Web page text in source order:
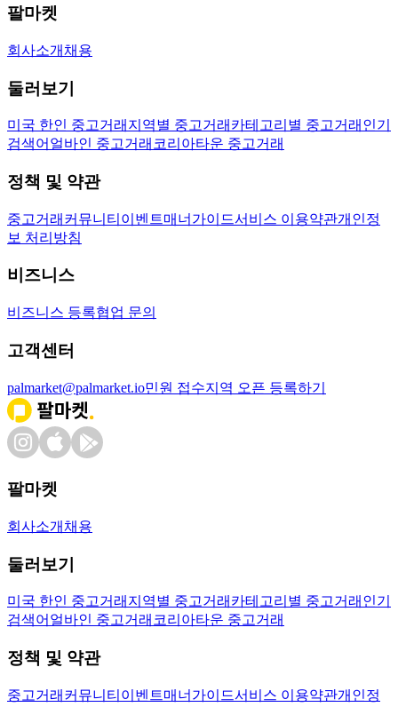
팔마켓
회사소개 채용
둘러보기
미국 한인 중고거래 지역별 중고거래 카테고리별 중고거래 인기
검색어 얼바인 중고거래 코리아타운 중고거래
정책 및 약관
중고거래 커뮤니티 이벤트매너가이드서비스 이용약관개인정
보 처리방침
비즈니스
비즈니스 등록협업 문의
고객센터
palmarket@palmarket.io민원 접수지역 오픈 등록하기
팔마켓
회사소개 채용
둘러보기
미국 한인 중고거래 지역별 중고거래 카테고리별 중고거래 인기
검색어 얼바인 중고거래 코리아타운 중고거래
정책 및 약관
중고거래 커뮤니티 이벤트매너가이드서비스 이용약관개인정